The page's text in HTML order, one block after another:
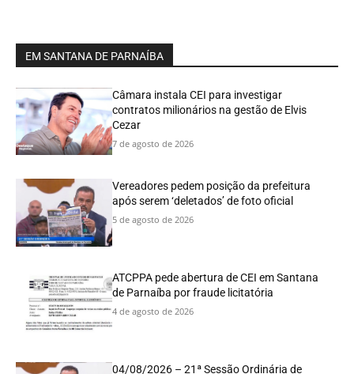
EM SANTANA DE PARNAÍBA
Câmara instala CEI para investigar
contratos milionários na gestão de Elvis
Cezar
7 de agosto de 2026
Vereadores pedem posição da prefeitura
após serem ‘deletados’ de foto oficial
5 de agosto de 2026
ATCPPA pede abertura de CEI em Santana
de Parnaíba por fraude licitatória
4 de agosto de 2026
04/08/2026 – 21ª Sessão Ordinária de